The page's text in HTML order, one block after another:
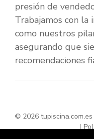
presión de
Trabajamos con la
como nuestros
asegurando que
recomendaciones
© 2026 tupiscina.com.es
|